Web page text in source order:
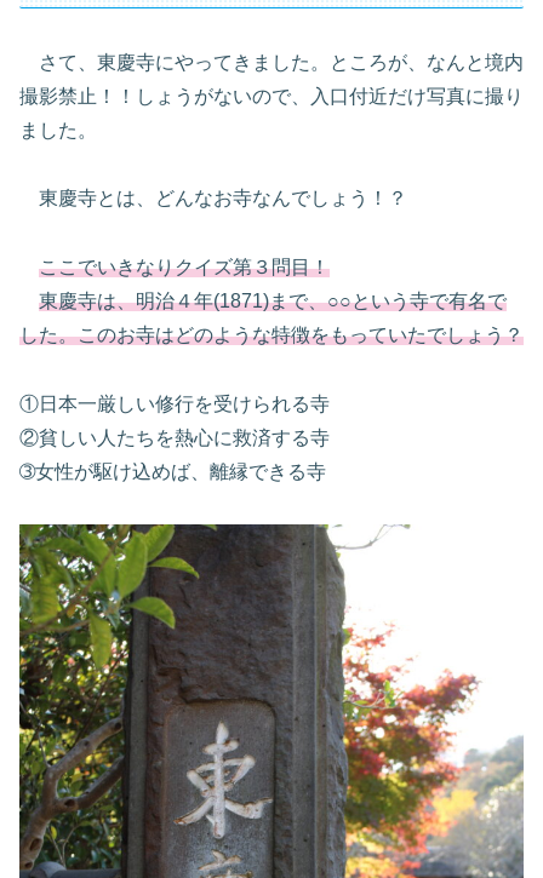
さて、東慶寺にやってきました。ところが、なんと境内
撮影禁止！！しょうがないので、入口付近だけ写真に撮り
ました。
東慶寺とは、どんなお寺なんでしょう！？
ここでいきなりクイズ第３問目！
東慶寺は、明治４年(1871)まで、○○という寺で有名で
した。このお寺はどのような特徴をもっていたでしょう？
①日本一厳しい修行を受けられる寺
②貧しい人たちを熱心に救済する寺
➂女性が駆け込めば、離縁できる寺